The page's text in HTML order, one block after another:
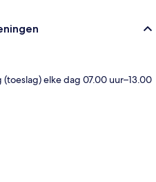
elke dag 07.00 uur–13.00